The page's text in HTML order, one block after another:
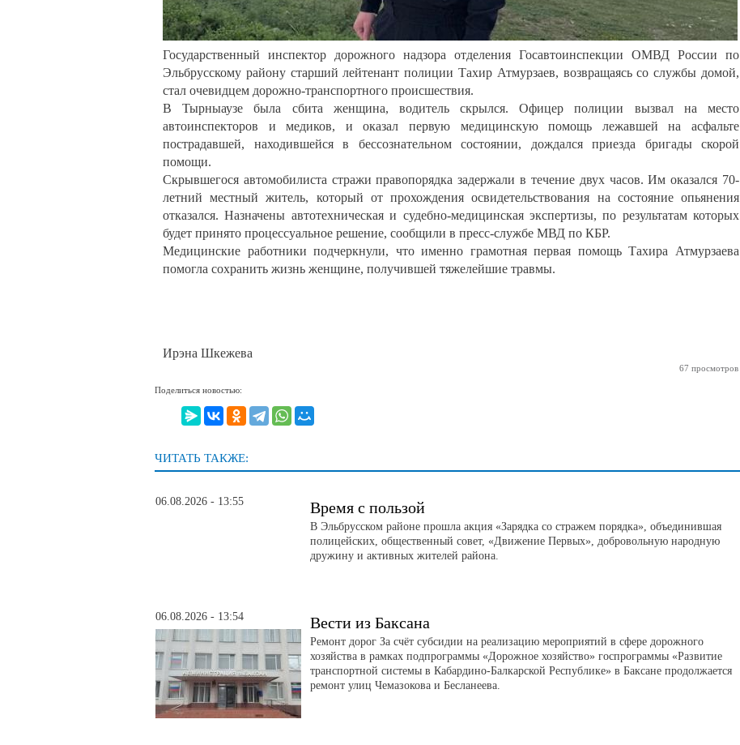
Государственный инспектор дорожного надзора отделения Госавтоинспекции ОМВД России по
Эльбрусскому району старший лейтенант полиции Тахир Атмурзаев, возвращаясь со службы домой,
стал очевидцем дорожно-транспортного происшествия.
В Тырныаузе была сбита женщина, водитель скрылся. Офицер полиции вызвал на место
автоинспекторов и медиков, и оказал первую медицинскую помощь лежавшей на асфальте
пострадавшей, находившейся в бессознательном состоянии, дождался приезда бригады скорой
помощи.
Скрывшегося автомобилиста стражи правопорядка задержали в течение двух часов. Им оказался 70-
летний местный житель, который от прохождения освидетельствования на состояние опьянения
отказался. Назначены автотехническая и судебно-медицинская экспертизы, по результатам которых
будет принято процессуальное решение, сообщили в пресс-службе МВД по КБР.
Медицинские работники подчеркнули, что именно грамотная первая помощь Тахира Атмурзаева
помогла сохранить жизнь женщине, получившей тяжелейшие травмы.
Ирэна Шкежева
67 просмотров
Поделиться новостью:
ЧИТАТЬ ТАКЖЕ:
06.08.2026 - 13:55 Время с пользой
В Эльбрусском районе прошла акция «Зарядка со стражем порядка», объединившая
полицейских, общественный совет, «Движение Первых», добровольную народную
дружину и активных жителей района.
06.08.2026 - 13:54 Вести из Баксана
Ремонт дорог За счёт субсидии на реализацию мероприятий в сфере дорожного
хозяйства в рамках подпрограммы «Дорожное хозяйство» госпрограммы «Развитие
транспортной системы в Кабардино-Балкарской Республике» в Баксане продолжается
ремонт улиц Чемазокова и Бесланеева.